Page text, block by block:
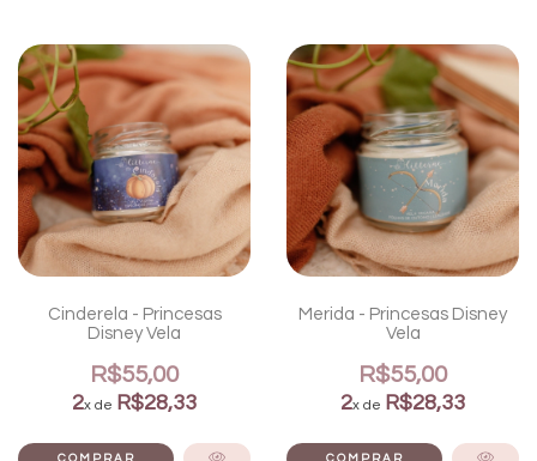
Cinderela - Princesas
Disney Vela
R$55,00
2x de R$28,33
Merida - Princesas Disney
Vela
R$55,00
2x de R$28,33